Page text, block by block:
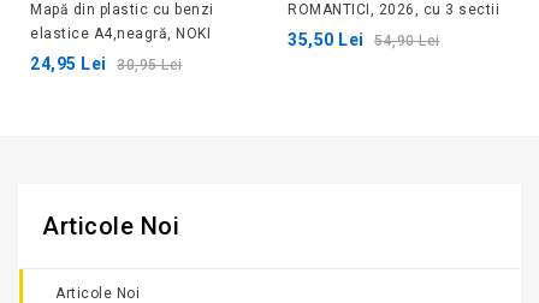
Mapă din plastic cu benzi
elastice A4,neagră, NOKI
24,95 Lei 30,95 Lei
ROMANTICI, 2026, cu 3 sectii
35,50 Lei 54,90 Lei
Articole Noi
Articole Noi